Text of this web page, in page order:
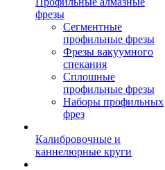
фрезы
Сегментные
профильные фрезы
Фрезы вакуумного
спекания
Сплошные
профильные фрезы
Наборы профильных
фрез
Калибровочные и
каннелюрные круги